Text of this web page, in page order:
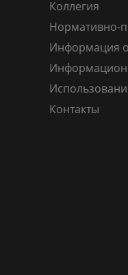
Коллегия
Нормативно-
Информация
Контакты